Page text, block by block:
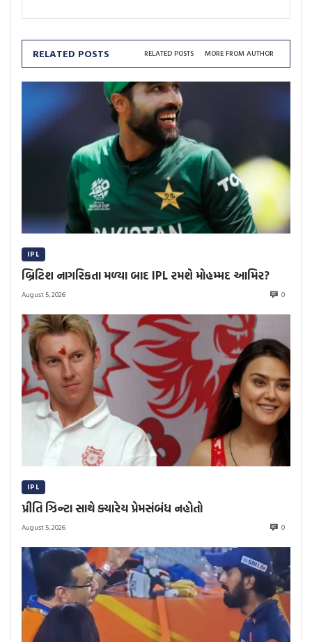
RELATED POSTS RELATED POSTS MORE FROM AUTHOR
IPL
બ્રિટિશ નાગરિકતા મળ્યા બાદ IPL રમશે મોહમ્મદ આમિર?
August 5, 2026 0
IPL
પ્રીતિ ઝિન્ટા સાથે ક્યારેય પ્રેમસંબંધ નહોતો
August 5, 2026 0